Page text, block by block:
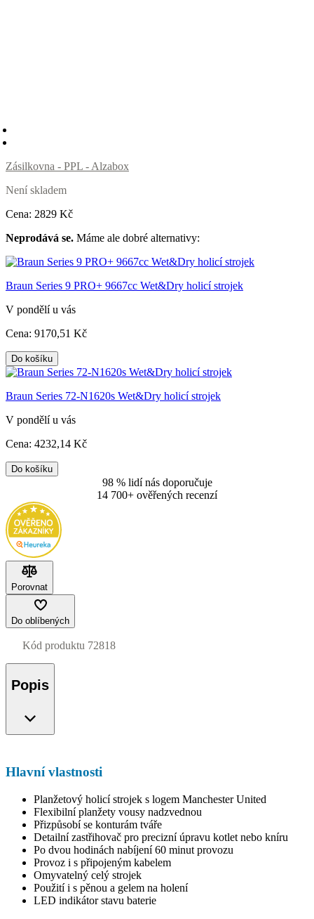
Zásilkovna - PPL - Alzabox
Není skladem
Cena: 2829 Kč
Neprodává se. Máme ale dobré alternativy:
Braun Series 9 PRO+ 9667cc Wet&Dry holicí strojek
V pondělí u vás
Cena: 9170,51 Kč
Do košíku
Braun Series 72-N1620s Wet&Dry holicí strojek
V pondělí u vás
Cena: 4232,14 Kč
Do košíku
98 % lidí nás doporučuje
14 700+ ověřených recenzí
Porovnat
Do oblíbených
Kód produktu 72818
Popis
Hlavní vlastnosti
Planžetový holicí strojek s logem Manchester United
Flexibilní planžety vousy nadzvednou
Přizpůsobí se konturám tváře
Detailní zastřihovač pro precizní úpravu kotlet nebo kníru
Po dvou hodinách nabíjení 60 minut provozu
Provoz i s připojeným kabelem
Omyvatelný celý strojek
Použití i s pěnou a gelem na holení
LED indikátor stavu baterie